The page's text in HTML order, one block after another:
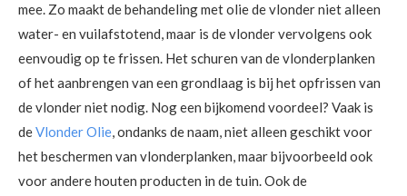
mee. Zo maakt de behandeling met olie de vlonder niet alleen
water- en vuilafstotend, maar is de vlonder vervolgens ook
eenvoudig op te frissen. Het schuren van de vlonderplanken
of het aanbrengen van een grondlaag is bij het opfrissen van
de vlonder niet nodig. Nog een bijkomend voordeel? Vaak is
deVlonder Olie, ondanks de naam, niet alleen geschikt voor
het beschermen van vlonderplanken, maar bijvoorbeeld ook
voor andere houten producten in de tuin. Ook de